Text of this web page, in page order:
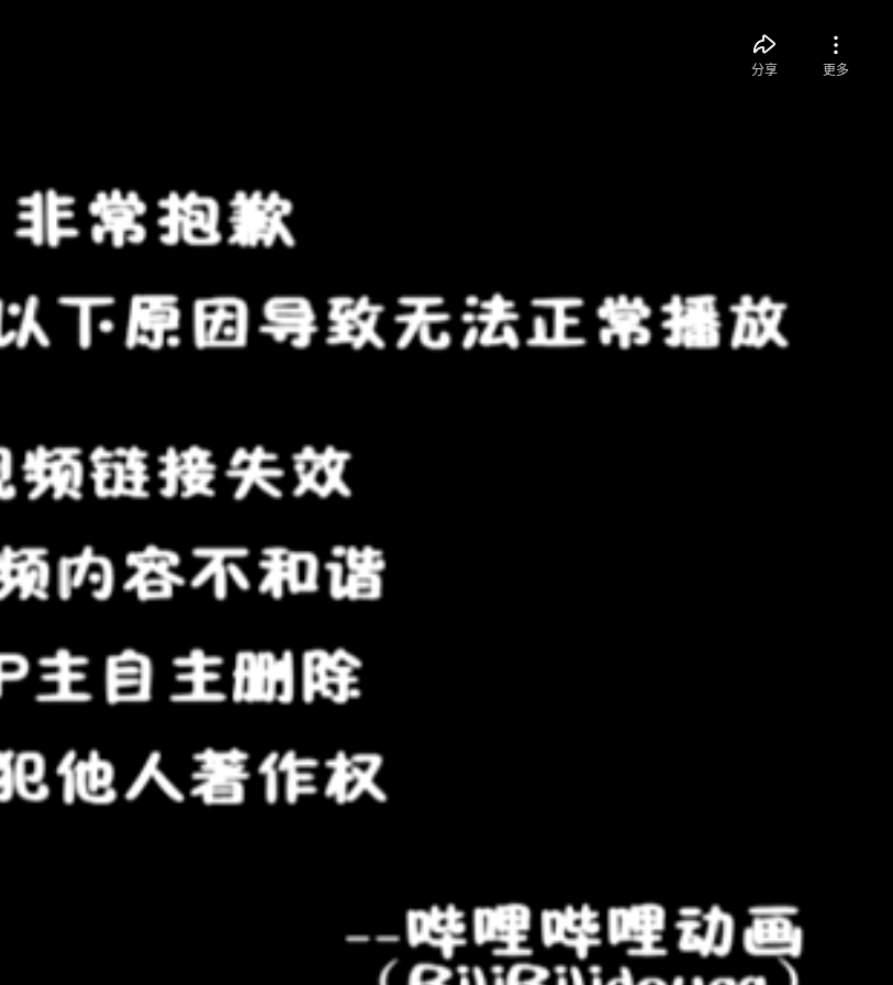
分享 更多